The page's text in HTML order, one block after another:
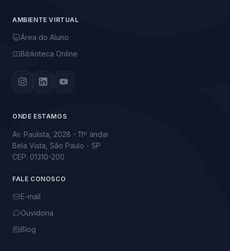
AMBIENTE VIRTUAL
Área do Aluno
Biblioteca Online
ONDE ESTAMOS
Av. Paulista, 2028 - 11º andar
Bela Vista, São Paulo - SP
CEP: 01310-200
FALE CONOSCO
E-mail
Ouvidoria
Blog